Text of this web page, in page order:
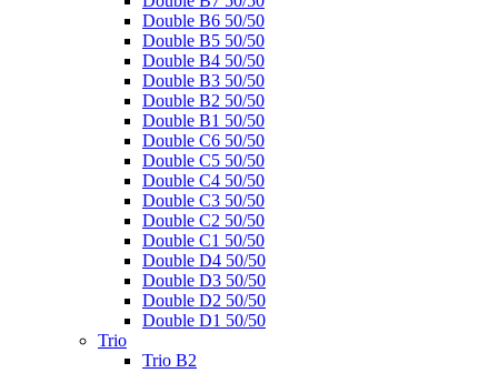
Double B6 50/50
Double B5 50/50
Double B4 50/50
Double B3 50/50
Double B2 50/50
Double B1 50/50
Double C6 50/50
Double C5 50/50
Double C4 50/50
Double C3 50/50
Double C2 50/50
Double C1 50/50
Double D4 50/50
Double D3 50/50
Double D2 50/50
Double D1 50/50
Trio
Trio B2